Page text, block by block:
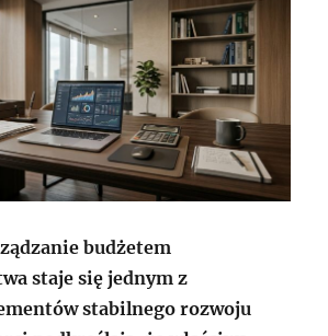
budżetem
staje się jednym z
stabilnego rozwoju